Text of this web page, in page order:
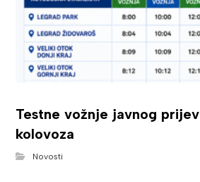
Testne vožnje javnog
kolovoza
Novosti